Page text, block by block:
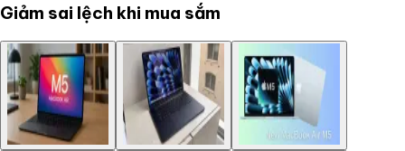
Giảm sai lệch khi mua sắm